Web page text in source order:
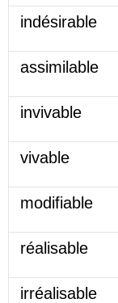
indésirable
assimilable
invivable
vivable
modifiable
réalisable
irréalisable